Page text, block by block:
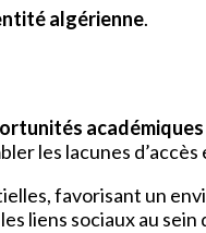
algérienne.
académiques
les lacunes
favorisant un
liens sociaux au sein